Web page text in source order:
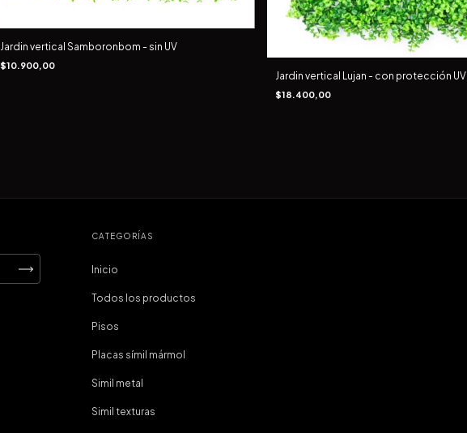
Jardin vertical Samboronbom - sin UV
$10.900,00
Jardin vertical Lujan - con protección UV
$18.400,00
CATEGORÍAS
Inicio
Todos los productos
Pisos
Placas símil mármol
Simil metal
Simil texturas